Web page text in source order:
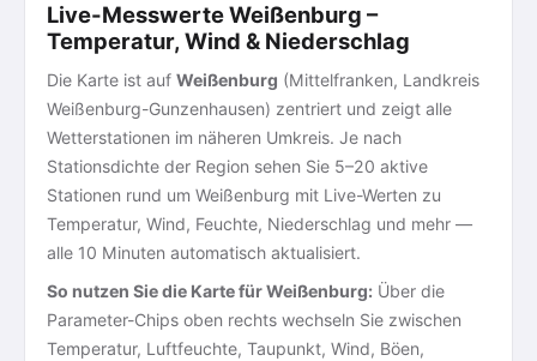
Live-Messwerte Weißenburg –
Temperatur, Wind & Niederschlag
Die Karte ist auf Weißenburg (Mittelfranken, Landkreis
Weißenburg-Gunzenhausen) zentriert und zeigt alle
Wetterstationen im näheren Umkreis. Je nach
Stationsdichte der Region sehen Sie 5–20 aktive
Stationen rund um Weißenburg mit Live-Werten zu
Temperatur, Wind, Feuchte, Niederschlag und mehr —
alle 10 Minuten automatisch aktualisiert.
So nutzen Sie die Karte für Weißenburg: Über die
Parameter-Chips oben rechts wechseln Sie zwischen
Temperatur, Luftfeuchte, Taupunkt, Wind, Böen,